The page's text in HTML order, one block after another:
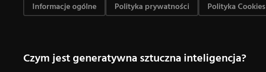
Informacje ogólne Polityka prywatności Polityka Cookies
Czym jest generatywna sztuczna inteligencja?